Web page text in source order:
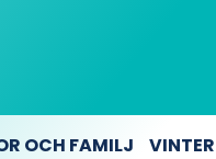
OCH FAMILJ VINTER